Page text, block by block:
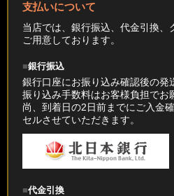
支払いについて
当店では、銀行振込、代金引換、
ご用意しております。
銀行振込
銀行口座にお振り込み確認後の発
振り込み手数料はお客様負担でお
尚、到着日の2日前までにご入金
セルさせていただきます。
代金引換